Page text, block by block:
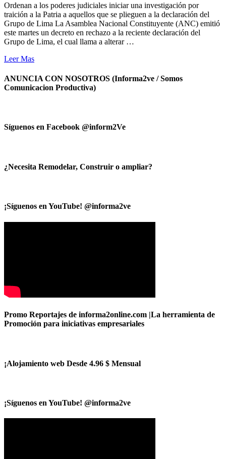
Ordenan a los poderes judiciales iniciar una investigación por
traición a la Patria a aquellos que se plieguen a la declaración del
Grupo de Lima La Asamblea Nacional Constituyente (ANC) emitió
este martes un decreto en rechazo a la reciente declaración del
Grupo de Lima, el cual llama a alterar …
Leer Mas
ANUNCIA CON NOSOTROS (Informa2ve / Somos
Comunicacion Productiva)
Síguenos en Facebook @inform2Ve
¿Necesita Remodelar, Construir o ampliar?
¡Síguenos en YouTube! @informa2ve
Promo Reportajes de informa2online.com |La herramienta de
Promoción para iniciativas empresariales
¡Alojamiento web Desde 4.96 $ Mensual
¡Síguenos en YouTube! @informa2ve